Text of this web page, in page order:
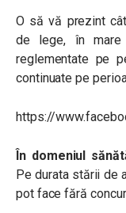
O să vă prezint
de lege, în
reglementate pe
continuate pe
https://
În domeniul
Pe durata stării de
pot face fără